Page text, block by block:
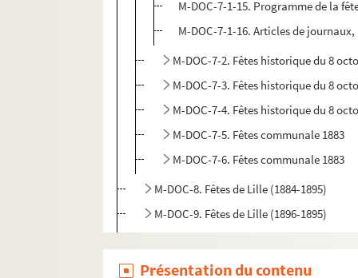
M-DOC-7-1-15. Programme de la
M-DOC-7-1-16. Articles de
M-DOC-7-2. Fêtes historique du 8
M-DOC-7-3. Fêtes historique du 8
M-DOC-7-4. Fêtes historique du 8
M-DOC-7-5. Fêtes communale 1883
M-DOC-7-6. Fêtes communale 1883
M-DOC-8. Fêtes de Lille (1884-1895)
M-DOC-9. Fêtes de Lille (1896-1895)
M-DOC-11. Fêtes dans la région - à partir
Présentation du contenu